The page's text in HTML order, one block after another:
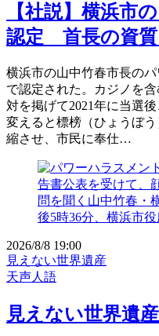
【社説】横浜市
認定 首長の資質
横浜市の山中竹春市長の
で認定された。カジノを
対を掲げて2021年に当選
変えると標榜（ひょうぼ
縮させ、市民に奉仕…
2026/8/8 19:00
見えない世界遺産
天声人語
見えない世界遺産